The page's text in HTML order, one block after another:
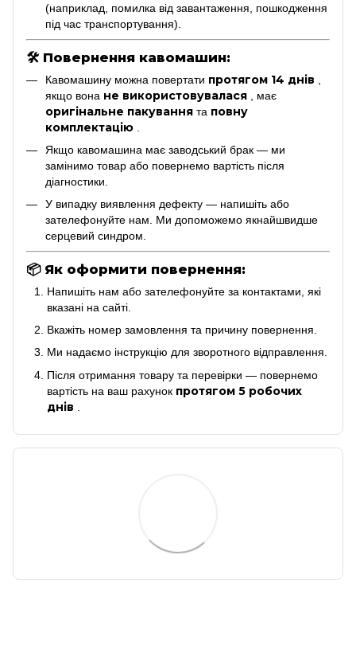
(наприклад, помилка від завантаження, пошкодження
під час транспортування).
🛠 Повернення кавомашин:
Кавомашину можна повертати протягом 14 днів
якщо вона не використовувалася , має
оригінальне пакування та повну
комплектацію
Якщо кавомашина має заводський брак — ми
замінимо товар або повернемо вартість після
діагностики.
У випадку виявлення дефекту — напишіть або
зателефонуйте нам. Ми допоможемо якнайшвидше
серцевий синдром.
📦Як оформити повернення:
Напишіть нам або зателефонуйте за контактами, які
вказані на сайті.
Вкажіть номер замовлення та причину повернення.
Ми надаємо інструкцію для зворотного відправлення.
Після отримання товару та перевірки — повернемо
вартість на ваш рахунок протягом 5 робочих
днів